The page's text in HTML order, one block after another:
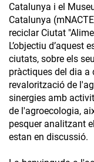
Catalunya i el
Catalunya
reciclar Ciutat
L’objectiu d’aquest
ciutats, sobre els
pràctiques del dia a
revalorització de
sinergies amb
de l'agroecologia,
pesquer analitzant
estan en discussió.